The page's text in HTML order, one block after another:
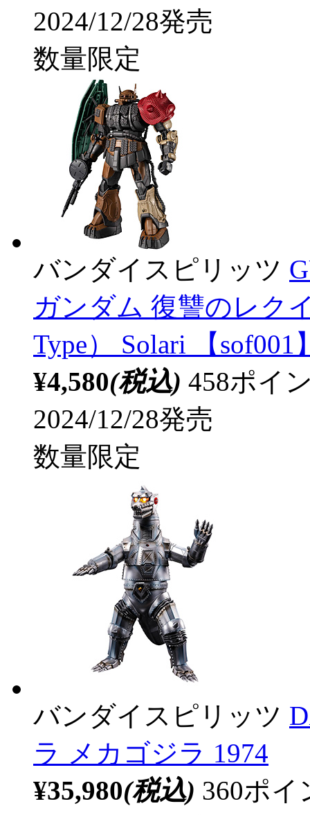
2024/12/28発売
数量限定
バンダイスピリッツ
ガンダム 復讐のレク
Type） Solari 【sof001
¥4,580(税込) 458ポイ
2024/12/28発売
数量限定
バンダイスピリッツ
ラ メカゴジラ 1974
¥35,980(税込) 360ポ